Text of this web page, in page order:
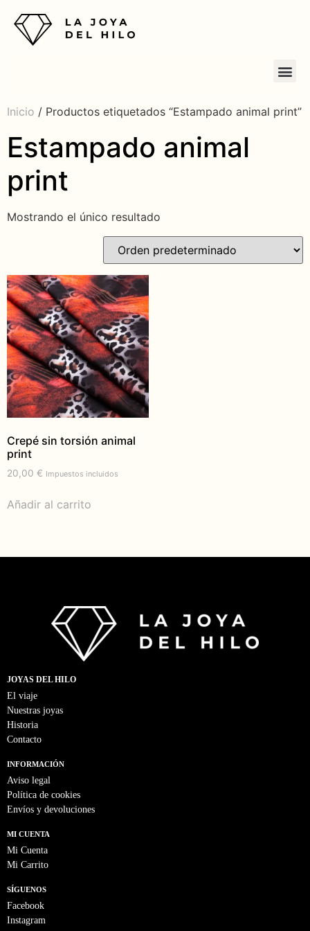
Inicio / Productos etiquetados “Estampado animal print”
Estampado animal
print
Mostrando el único resultado
Crepé sin torsión animal
print
20,00 € Impuestos incluidos
Añadir al carrito
JOYAS DEL HILO
El viaje
Nuestras joyas
Historia
Contacto
INFORMACIÓN
Aviso legal
Política de cookies
Envíos y devoluciones
MI CUENTA
Mi Cuenta
Mi Carrito
SÍGUENOS
Facebook
Instagram